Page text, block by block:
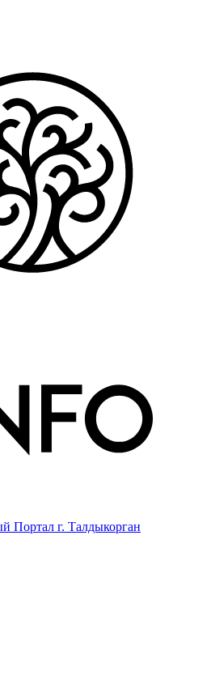
Портал г. Талдыкорган